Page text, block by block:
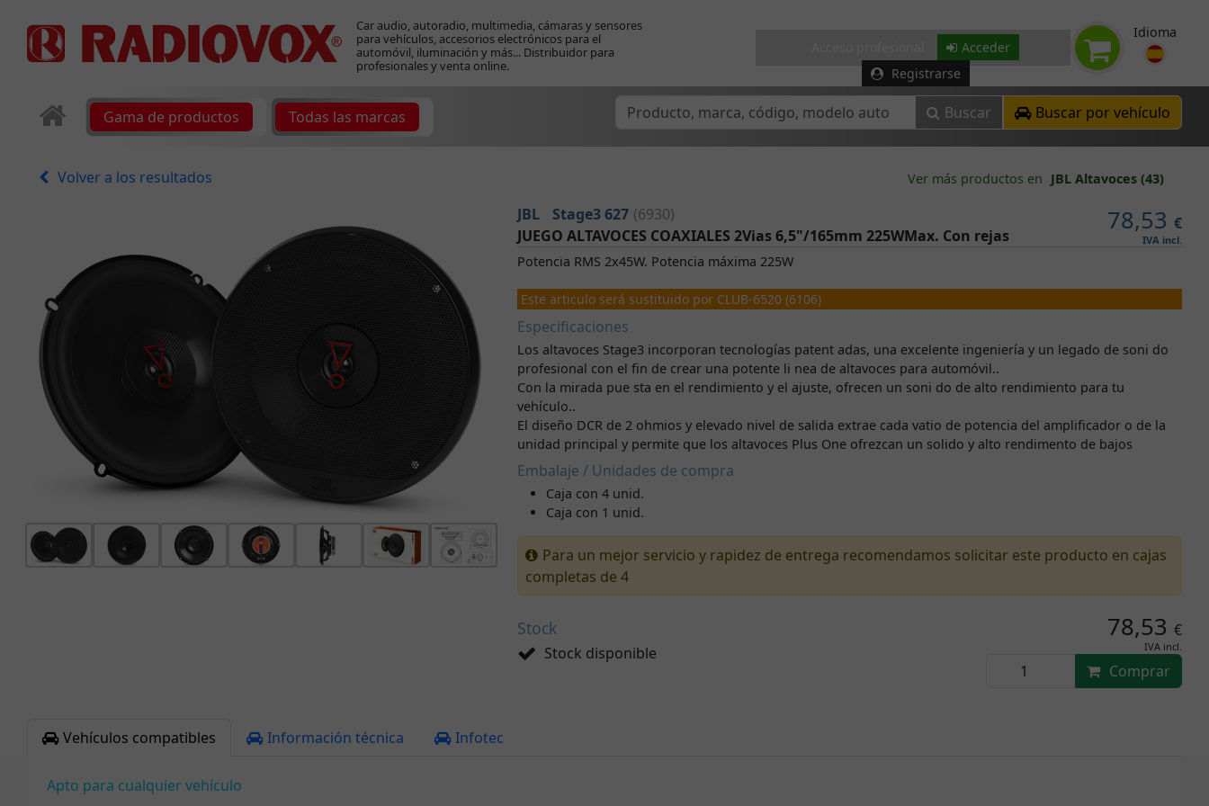
Car audio, autoradio, multimedia, cámaras y sensores
para vehículos, accesorios electrónicos para el
automóvil, iluminación y más... Distribuidor para
profesionales y venta online.
Acceder
Registrarse
Idioma
Gama de productos Todas las marcas Buscar Buscar por vehículo
Volver a los resultados Ver más productos en JBL Altavoces (43)
JBL Stage3 627 (6930) 78,53 €
IVA incl.
JUEGO ALTAVOCES COAXIALES 2Vias 6,5"/165mm 225WMax. Con rejas
Potencia RMS 2x45W. Potencia máxima 225W
Este articulo será sustituido por CLUB-6520 (6106)
Especificaciones
Los altavoces Stage3 incorporan tecnologías patent adas, una excelente ingeniería y un legado de soni do
profesional con el fin de crear una potente li nea de altavoces para automóvil..
Con la mirada pue sta en el rendimiento y el ajuste, ofrecen un soni do de alto rendimiento para tu
vehículo..
El diseño DCR de 2 ohmios y elevado nivel de salida extrae cada vatio de potencia del amplificador o de la
unidad principal y permite que los altavoces Plus One ofrezcan un solido y alto rendimento de bajos
Embalaje / Unidades de compra
Caja con 4 unid.
Caja con 1 unid.
Para un mejor servicio y rapidez de entrega recomendamos solicitar este producto en cajas
completas de 4
Stock
Stock disponible
78,53 €
IVA incl.
Comprar
Vehículos compatibles Información técnica Infotec
Apto para cualquier vehículo